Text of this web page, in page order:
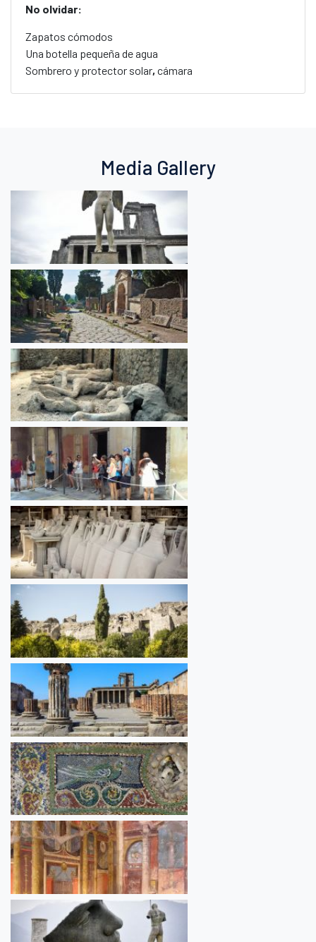
No olvidar:
Zapatos cómodos
Una botella pequeña de agua
Sombrero y protector solar, cámara
Media Gallery